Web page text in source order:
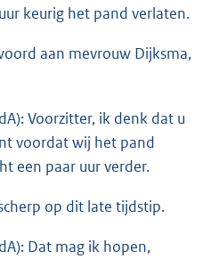
keurig het pand verlaten.
aan mevrouw Dijksma,
Voorzitter, ik denk dat u
voordat wij het pand
een paar uur verder.
op dit late tijdstip.
Dat mag ik hopen,